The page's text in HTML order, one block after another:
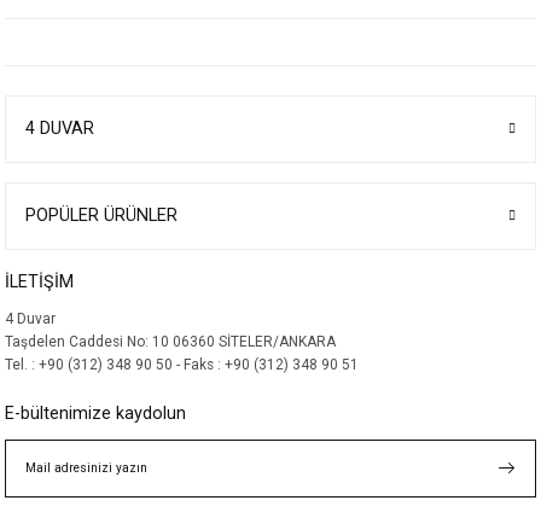
Ürün bilgilerinde hatalar bulunuyor.
Bu ürüne benzer farklı alternatifler olmalı.
Gönder
4 DUVAR
POPÜLER ÜRÜNLER
İLETİŞİM
4 Duvar
Taşdelen Caddesi No: 10 06360 SİTELER/ANKARA
Tel. : +90 (312) 348 90 50 - Faks : +90 (312) 348 90 51
E-bültenimize kaydolun